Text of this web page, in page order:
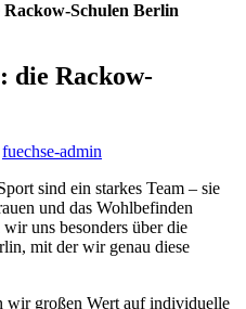
Schulen Berlin
die Rackow-
fuechse-admin
sind ein starkes Team – sie
und das Wohlbefinden
uns besonders über die
mit der wir genau diese
wir großen Wert auf individuelle